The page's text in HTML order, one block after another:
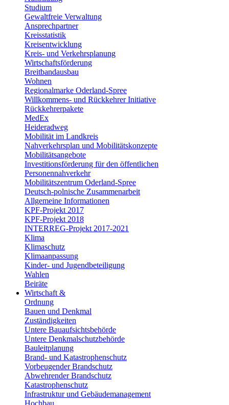
Studium
Gewaltfreie Verwaltung
Ansprechpartner
Kreisstatistik
Kreisentwicklung
Kreis- und Verkehrsplanung
Wirtschaftsförderung
Breitbandausbau
Wohnen
Regionalmarke Oderland-Spree
Willkommens- und Rückkehrer Initiative
Rückkehrerpakete
MedEx
Heideradweg
Mobilität im Landkreis
Nahverkehrsplan und Mobilitätskonzepte
Mobilitätsangebote
Investitionsförderung für den öffentlichen
Personennahverkehr
Mobilitätszentrum Oderland-Spree
Deutsch-polnische Zusammenarbeit
Allgemeine Informationen
KPF-Projekt 2017
KPF-Projekt 2018
INTERREG-Projekt 2017-2021
Klima
Klimaschutz
Klimaanpassung
Kinder- und Jugendbeteiligung
Wahlen
Beiräte
Wirtschaft &
Ordnung
Bauen und Denkmal
Zuständigkeiten
Untere Bauaufsichtsbehörde
Untere Denkmalschutzbehörde
Bauleitplanung
Brand- und Katastrophenschutz
Vorbeugender Brandschutz
Abwehrender Brandschutz
Katastrophenschutz
Infrastruktur und Gebäudemanagement
Hochbau